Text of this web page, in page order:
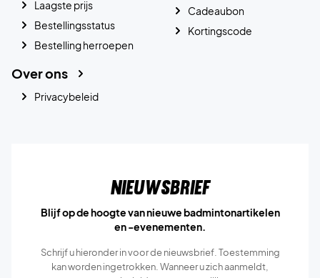
Laagste prijs
Bestellingsstatus
Bestelling herroepen
Cadeaubon
Kortingscode
Over ons
Privacybeleid
Nieuwsbrief
Blijf op de hoogte van nieuwe badmintonartikelen
en -evenementen.
Schrijf u hieronder in voor de nieuwsbrief. Toestemming
kan worden ingetrokken. Wanneer u zich aanmeldt,